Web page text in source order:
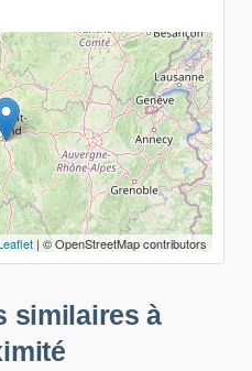
| © OpenStreetMap contributors
similaires à